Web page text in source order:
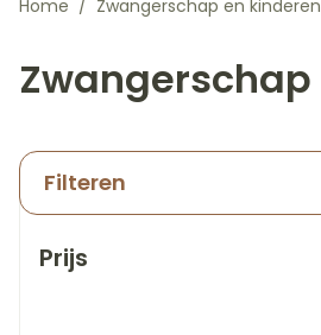
Home / Zwangerschap en kinderen
Zwangerschap
Filteren
Prijs